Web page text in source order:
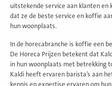
uitstekende service aan klanten
dat ze de beste service en koffie
hun woonplaats.
In de horecabranche is koffie een
De Horeca Prijzen betekent dat
in hun woonplaats met betrekking
Kaldi heeft ervaren barista’s aan
kennis en expertise ervaren om